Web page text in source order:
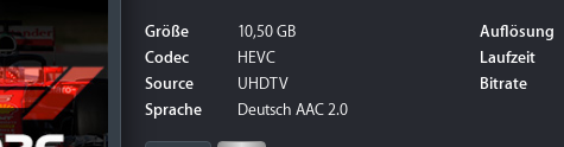
Größe
10,50 GB
Codec
HEVC
Source
UHDTV
Sprache
Deutsch AAC 2.0
Auflösung
Laufzeit
Bitrate